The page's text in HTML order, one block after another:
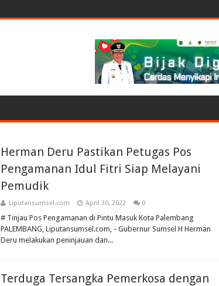
Herman Deru Pastikan Petugas Pos
Pengamanan Idul Fitri Siap Melayani
Pemudik
Liputansumsel.com April 30, 2022 0
# Tinjau Pos Pengamanan di Pintu Masuk Kota Palembang
PALEMBANG, Liputansumsel.com, - Gubernur Sumsel H Herman
Deru melakukan peninjauan dan...
Terduga Tersangka Pemerkosa dengan